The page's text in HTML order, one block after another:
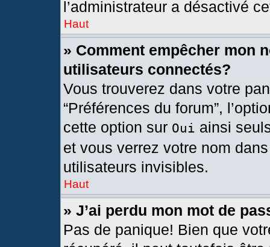
l’administrateur a désactivé
Haut
» Comment empêcher mon
utilisateurs connectés?
Vous trouverez dans votre
“Préférences du forum”,
cette option sur Oui ainsi
et vous verrez votre nom
utilisateurs invisibles.
Haut
» J’ai perdu mon mot de
Pas de panique! Bien que